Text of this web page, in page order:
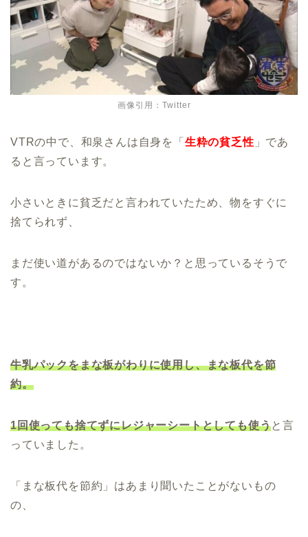
画像引用：Twitter
VTRの中で、和泉さんは自身を「 生粋の貧乏性 」であ
ると言っています。
小さいときに貧乏だと言われていたため、物をすぐに
捨てられず、
まだ使い道があるのではないか？と思っているそうで
す。
牛乳パックをまな板がわりに使用し、まな板代を節
約。
1回使っても捨てずにレジャーシートとしても使うと言
っていました。
「まな板代を節約」はあまり聞いたことがないもの
の、